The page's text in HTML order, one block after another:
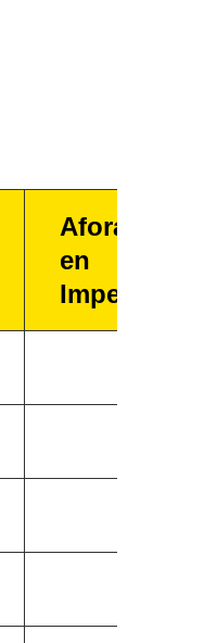
Aforament
en
Imperial